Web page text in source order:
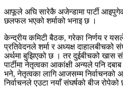
आफूले अघि सारेकै अजेन्डामा पार्टी
छलफल भएको शर्माको भनाइ छ ।
केन्द्रीय कमिटी बैठक, गरेका निर्णय र
प्रतिवेदनले शर्मा र अध्यक्ष दाहालबीचको
अर्थमा बुझिएको छ । तर दुईबीचको
पार्टीमा नेतृत्वका आकांक्षी अन्यले पनि
भने, नेतृत्वका लागि आजसम्म निर्वाचनको
निर्वाचनले एउटा नयाँ संघर्षको बीज रोपेको